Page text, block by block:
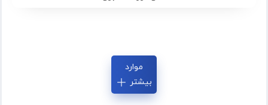
موارد
بیشتر